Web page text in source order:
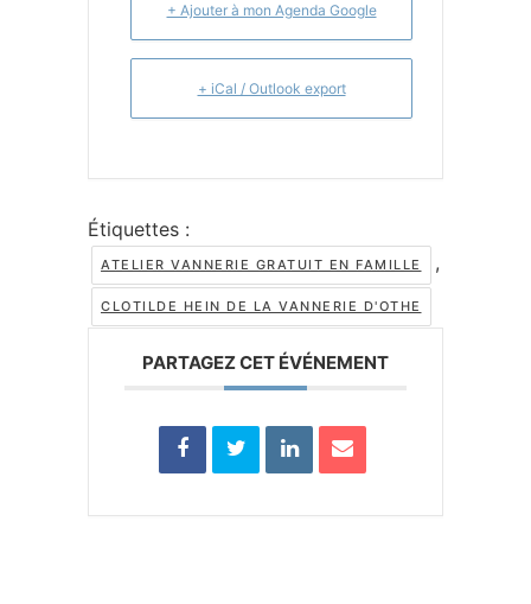
+ Ajouter à mon Agenda Google
+ iCal / Outlook export
Étiquettes :
ATELIER VANNERIE GRATUIT EN FAMILLE ,
CLOTILDE HEIN DE LA VANNERIE D'OTHE
PARTAGEZ CET ÉVÉNEMENT